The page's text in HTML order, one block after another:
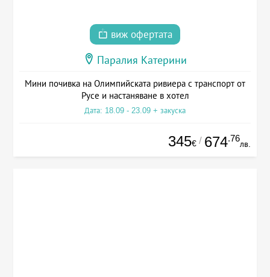
виж офертата
Паралия Катерини
Мини почивка на Олимпийската ривиера с транспорт от
Русе и настаняване в хотел
Дата: 18.09 - 23.09 + закуска
345€ / 674.76
лв.